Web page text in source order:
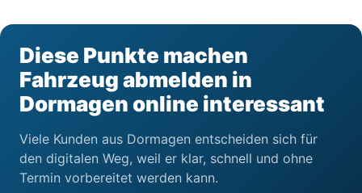
Diese Punkte machen
Fahrzeug abmelden in
Dormagen online interessant
Viele Kunden aus Dormagen entscheiden sich für
den digitalen Weg, weil er klar, schnell und ohne
Termin vorbereitet werden kann.